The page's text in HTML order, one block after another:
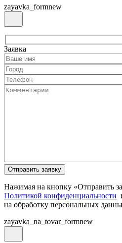
zayavka_formnew
Заявка
Нажимая на кнопку «Отправить
Политикой конфиденциальности
на обработку персональных
zayavka_na_tovar_formnew